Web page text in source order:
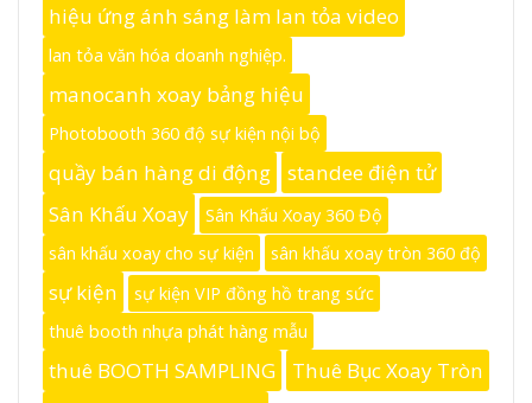
hiệu ứng ánh sáng làm lan tỏa video
lan tỏa văn hóa doanh nghiệp.
manocanh xoay bảng hiệu
Photobooth 360 độ sự kiện nội bộ
quầy bán hàng di động
standee điện tử
Sân Khấu Xoay
Sân Khấu Xoay 360 Độ
sân khấu xoay cho sự kiện
sân khấu xoay tròn 360 độ
sự kiện
sự kiện VIP đồng hồ trang sức
thuê booth nhựa phát hàng mẫu
thuê BOOTH SAMPLING
Thuê Bục Xoay Tròn